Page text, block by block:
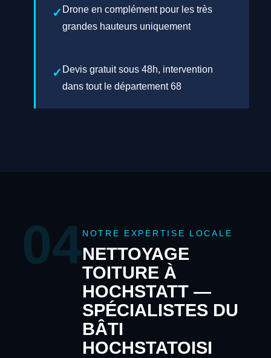
Drone en complément pour les très
grandes hauteurs uniquement
Devis gratuit sous 48h, intervention
dans tout le département 68
04NOTRE EXPERTISE LOCALE
NETTOYAGE
TOITURE À
HOCHSTATT —
SPÉCIALISTES DU
BÂTI
HOCHSTATOISI